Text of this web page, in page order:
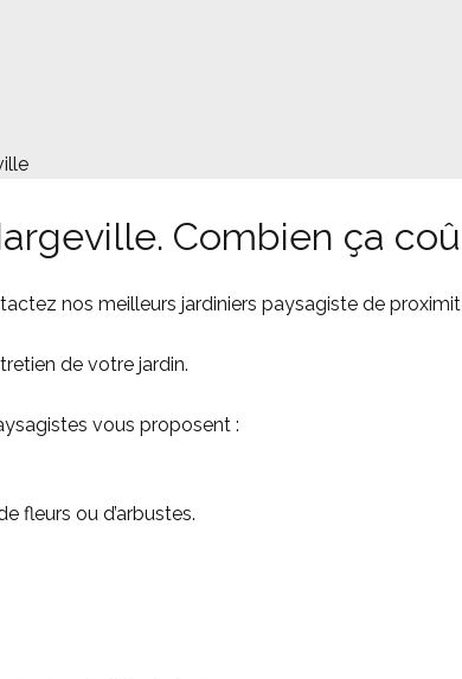
Combien ça
nos meilleurs jardiniers paysagiste de
de votre jardin.
vous proposent :
fleurs ou d’arbustes.